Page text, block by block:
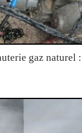
gaz naturel